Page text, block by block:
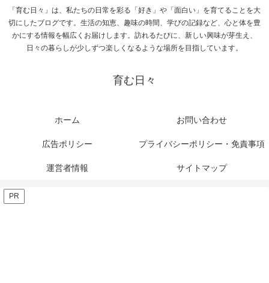
「育む日々」は、私たちの日常を彩る「好き」や「面白い」を育てることを大
切にしたブログです。生活の知恵、趣味の時間、学びの記録など、心と体を豊
かにする情報を幅広くお届けします。訪れるたびに、新しい興味が芽生え、
日々の暮らしが少しずつ楽しくなるような場所を目指しています。
育む日々
ホーム お問い合わせ
広告ポリシー プライバシーポリシー・免責事項
運営者情報 サイトマップ
PR